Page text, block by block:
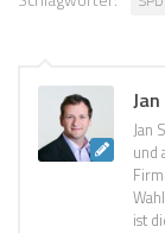
Jan
und
ist